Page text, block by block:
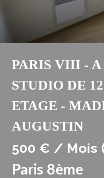
PARIS VIII -
STUDIO DE
ETAGE -
AUGUSTIN
500 € / Mois
Paris 8ème